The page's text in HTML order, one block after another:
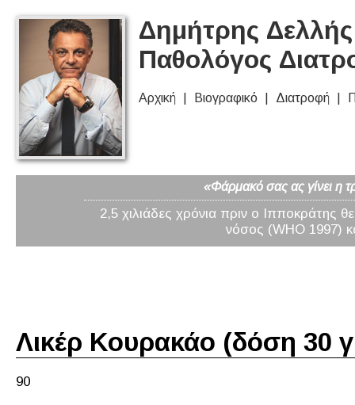
Δημήτρης
Παθολόγος
Αρχική Βιογραφικό Διατροφή
«Φάρμακό σας ας γίνει η
2,5 χιλιάδες χρόνια πριν ο Ιπποκράτης
νόσος (WHO 1997)
Λικέρ Κουρακάο (δόση 30
90